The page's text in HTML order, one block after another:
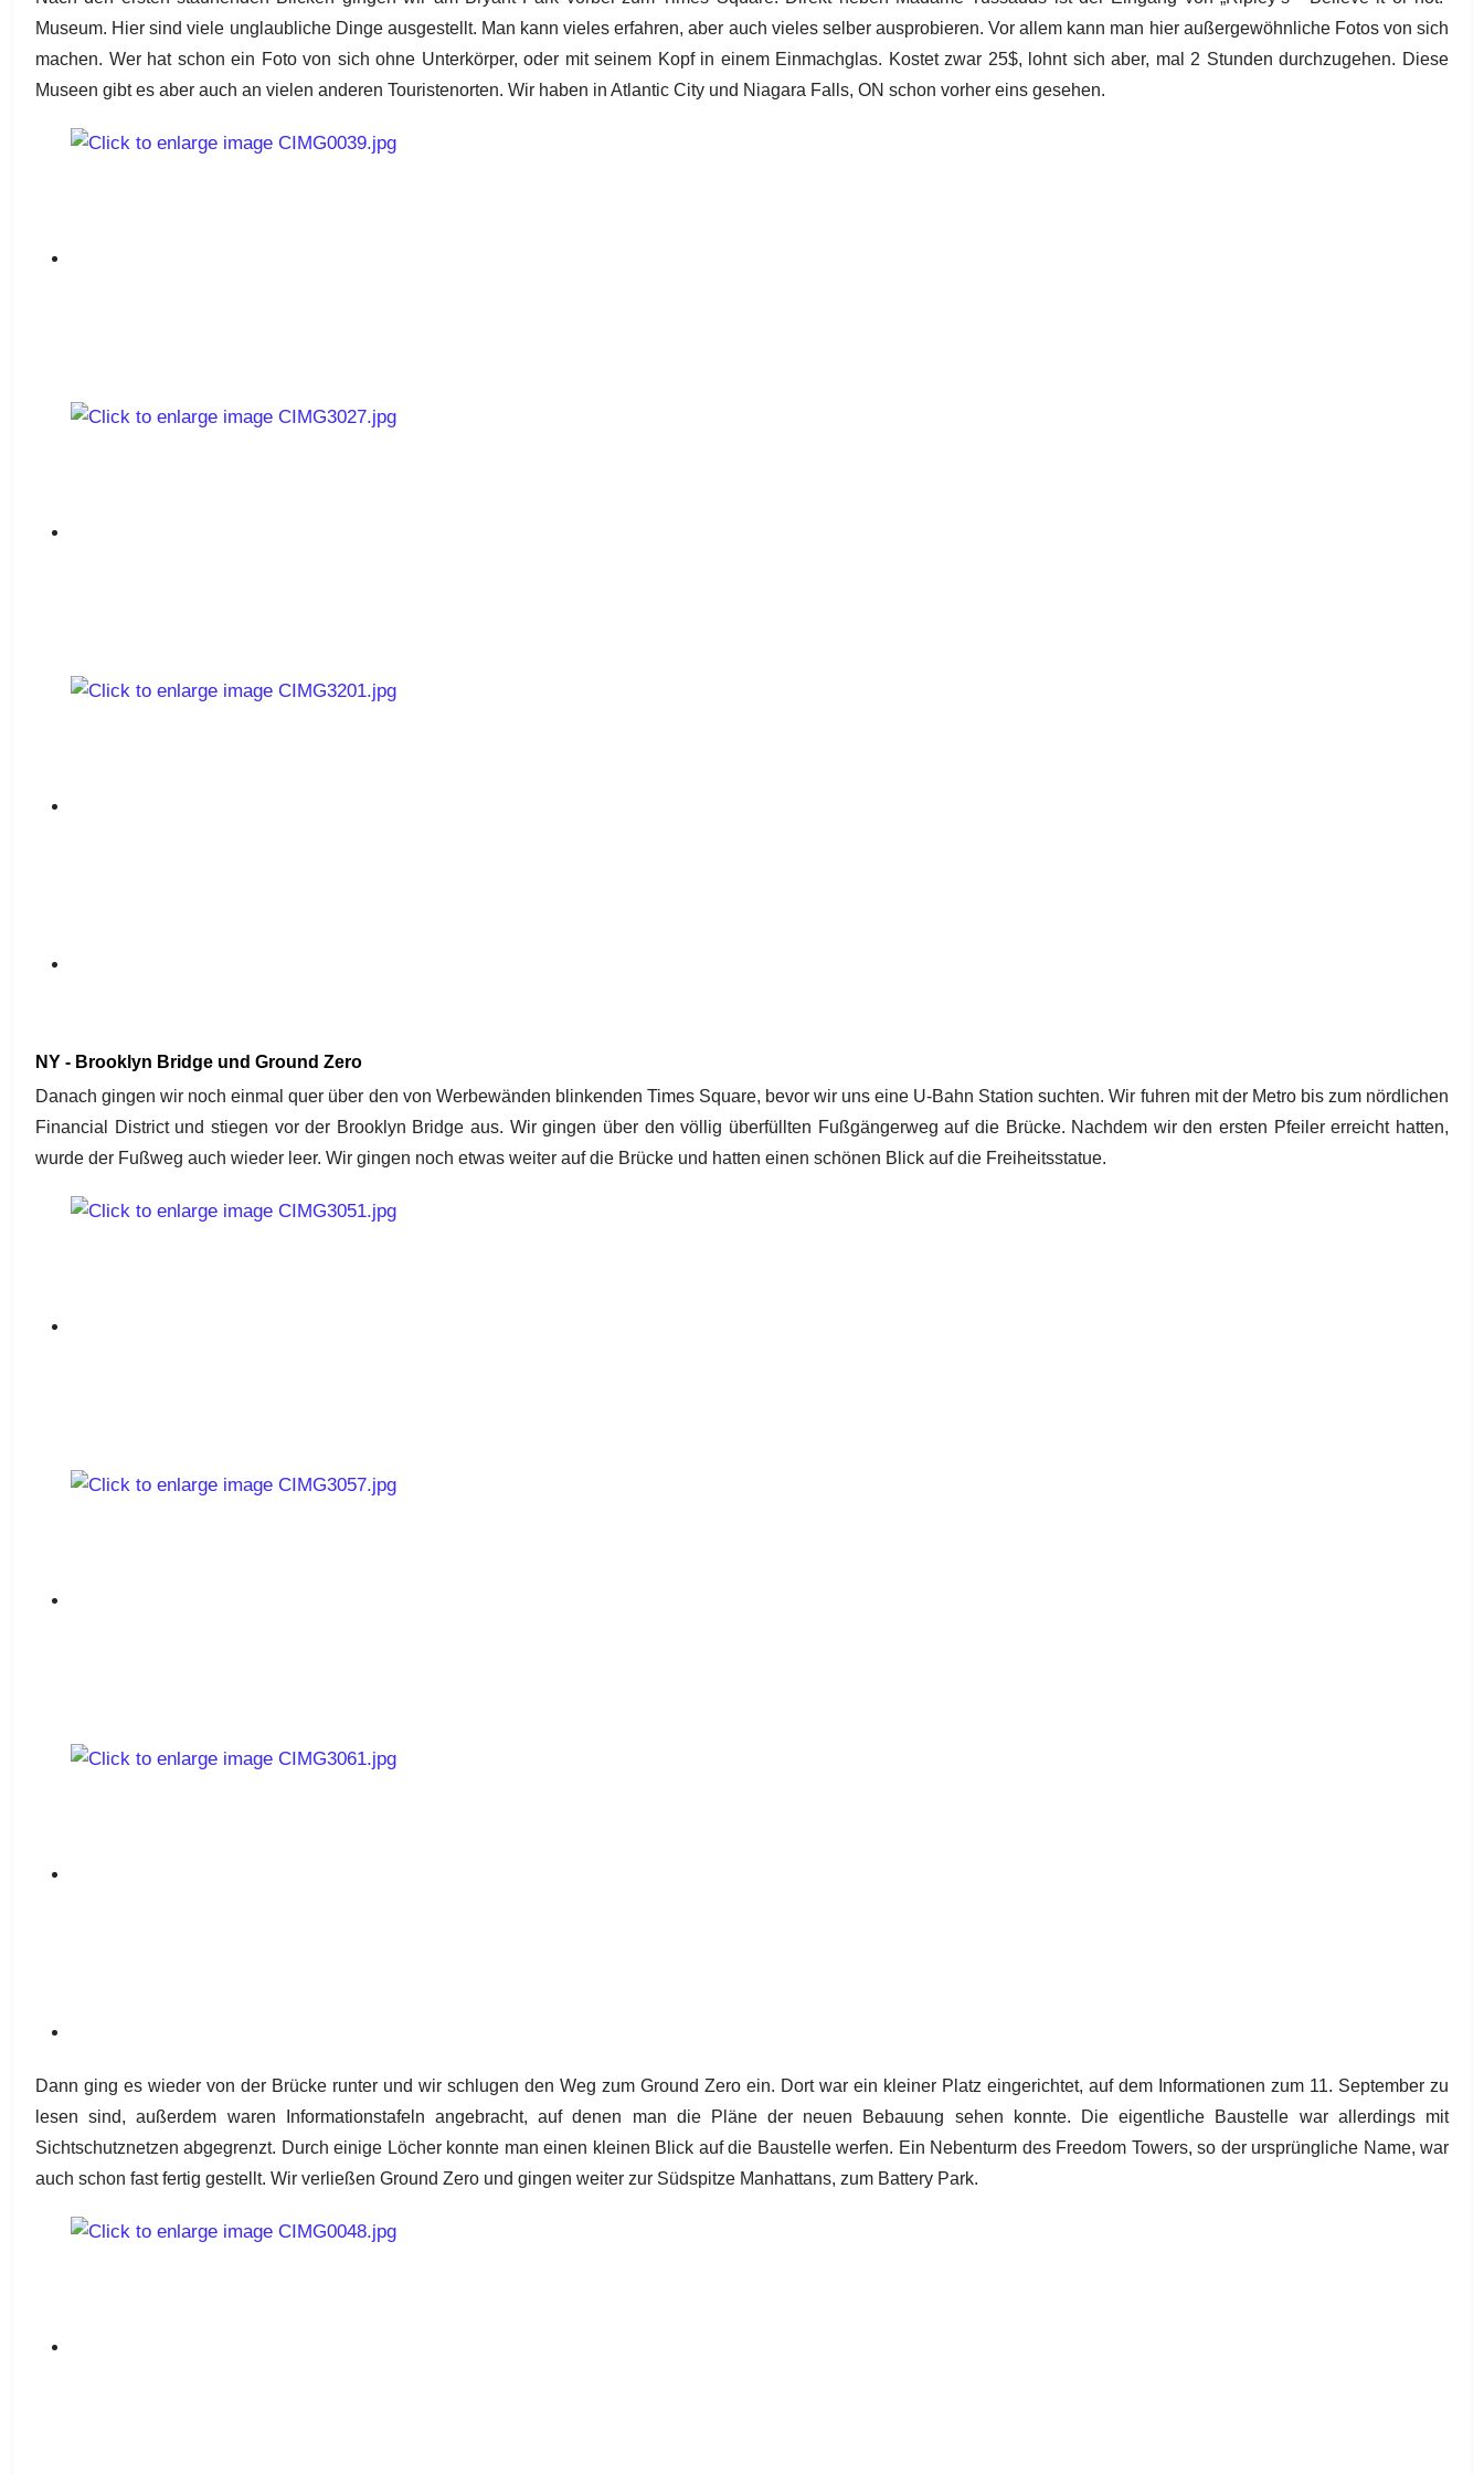
Museum. Hier sind viele unglaubliche Dinge ausgestellt. Man kann vieles erfahren, aber auch vieles selber ausprobieren. Vor allem kann man hier außergewöhnliche Fotos von sich
machen. Wer hat schon ein Foto von sich ohne Unterkörper, oder mit seinem Kopf in einem Einmachglas. Kostet zwar 25$, lohnt sich aber, mal 2 Stunden durchzugehen. Diese
Museen gibt es aber auch an vielen anderen Touristenorten. Wir haben in Atlantic City und Niagara Falls, ON schon vorher eins gesehen.
NY - Brooklyn Bridge und Ground Zero
Danach gingen wir noch einmal quer über den von Werbewänden blinkenden Times Square, bevor wir uns eine U-Bahn Station suchten. Wir fuhren mit der Metro bis zum nördlichen
Financial District und stiegen vor der Brooklyn Bridge aus. Wir gingen über den völlig überfüllten Fußgängerweg auf die Brücke. Nachdem wir den ersten Pfeiler erreicht hatten,
wurde der Fußweg auch wieder leer. Wir gingen noch etwas weiter auf die Brücke und hatten einen schönen Blick auf die Freiheitsstatue.
Dann ging es wieder von der Brücke runter und wir schlugen den Weg zum Ground Zero ein. Dort war ein kleiner Platz eingerichtet, auf dem Informationen zum 11. September zu
lesen sind, außerdem waren Informationstafeln angebracht, auf denen man die Pläne der neuen Bebauung sehen konnte. Die eigentliche Baustelle war allerdings mit
Sichtschutznetzen abgegrenzt. Durch einige Löcher konnte man einen kleinen Blick auf die Baustelle werfen. Ein Nebenturm des Freedom Towers, so der ursprüngliche Name, war
auch schon fast fertig gestellt. Wir verließen Ground Zero und gingen weiter zur Südspitze Manhattans, zum Battery Park.